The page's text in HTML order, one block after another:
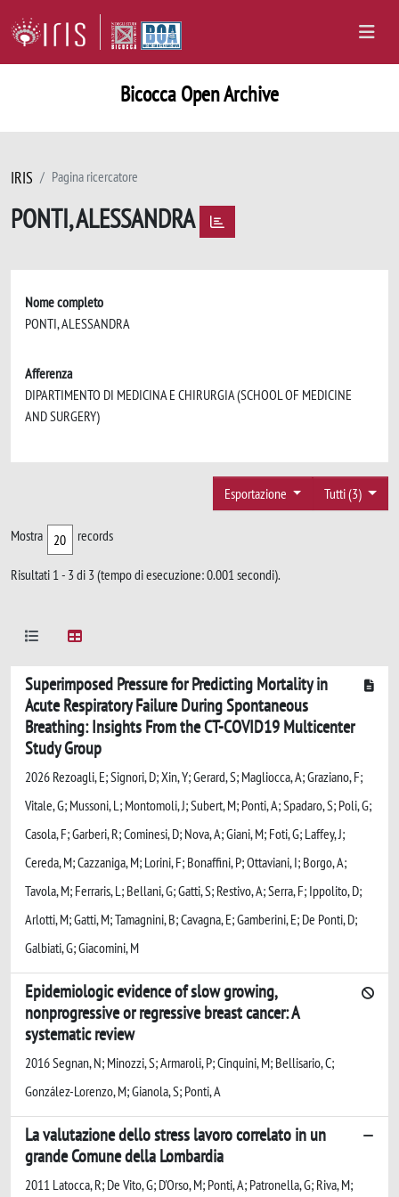
Bicocca Open Archive
IRIS Pagina ricercatore
PONTI, ALESSANDRA
Nome completo
PONTI, ALESSANDRA
Afferenza
DIPARTIMENTO DI MEDICINA E CHIRURGIA (SCHOOL OF MEDICINE
AND SURGERY)
Tutti (3)
Esportazione
Mostra records
Risultati 1 - 3 di 3 (tempo di esecuzione: 0.001 secondi).
Superimposed Pressure for Predicting Mortality in
Acute Respiratory Failure During Spontaneous
Breathing: Insights From the CT-COVID19 Multicenter
Study Group
2026 Rezoagli, E; Signori, D; Xin, Y; Gerard, S; Magliocca, A; Graziano, F;
Vitale, G; Mussoni, L; Montomoli, J; Subert, M; Ponti, A; Spadaro, S; Poli, G;
Casola, F; Garberi, R; Cominesi, D; Nova, A; Giani, M; Foti, G; Laffey, J;
Cereda, M; Cazzaniga, M; Lorini, F; Bonaffini, P; Ottaviani, I; Borgo, A;
Tavola, M; Ferraris, L; Bellani, G; Gatti, S; Restivo, A; Serra, F; Ippolito, D;
Arlotti, M; Gatti, M; Tamagnini, B; Cavagna, E; Gamberini, E; De Ponti, D;
Galbiati, G; Giacomini, M
Epidemiologic evidence of slow growing,
nonprogressive or regressive breast cancer: A
systematic review
2016 Segnan, N; Minozzi, S; Armaroli, P; Cinquini, M; Bellisario, C;
González-Lorenzo, M; Gianola, S; Ponti, A
La valutazione dello stress lavoro correlato in un
grande Comune della Lombardia
2011 Latocca, R; De Vito, G; D'Orso, M; Ponti, A; Patronella, G; Riva, M;